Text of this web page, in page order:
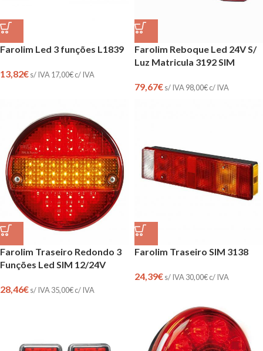
Farolim Led 3 funções L1839
13,82€s/ IVA 17,00€c/ IVA
Farolim Reboque Led 24V S/
Luz Matricula 3192 SIM
79,67€s/ IVA 98,00€c/ IVA
Farolim Traseiro Redondo 3
Funções Led SIM 12/24V
28,46€s/ IVA 35,00€c/ IVA
Farolim Traseiro SIM 3138
24,39€s/ IVA 30,00€c/ IVA